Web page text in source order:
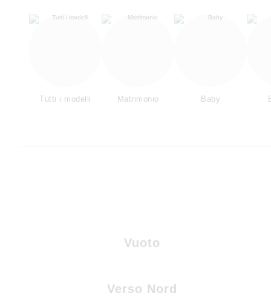
Tutti i modelli Matrimonio Baby
Vuoto
Verso Nord